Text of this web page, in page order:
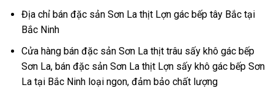
Địa chỉ bán đặc sản Sơn La thịt Lợn gác bếp tây Bắc tại
Bắc Ninh
Cửa hàng bán đặc sản Sơn La thịt trâu sấy khô gác bếp
Sơn La, bán đặc sản Sơn La thịt Lợn sấy khô gác bếp Sơn
La tại Bắc Ninh loại ngon, đảm bảo chất lượng